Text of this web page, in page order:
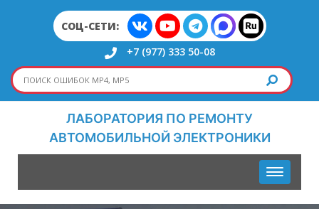
СОЦ-СЕТИ:
+7 (977) 333 50-08
ЛАБОРАТОРИЯ ПО РЕМОНТУ
АВТОМОБИЛЬНОЙ ЭЛЕКТРОНИКИ